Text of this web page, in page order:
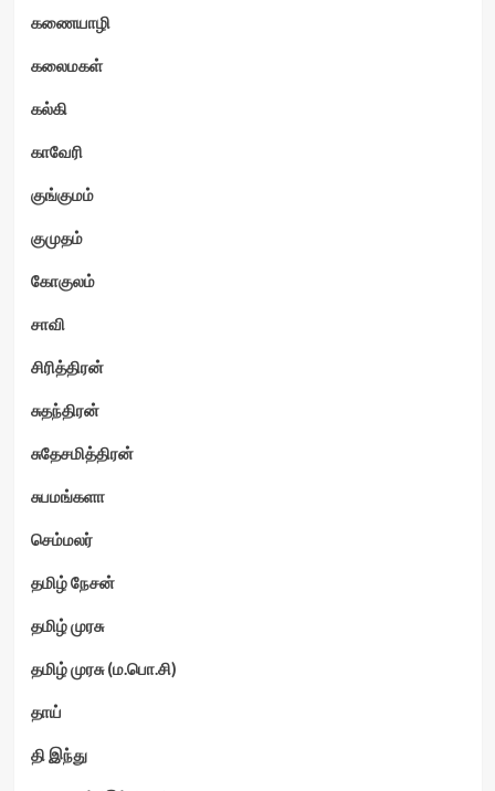
கணையாழி
கலைமகள்
கல்கி
காவேரி
குங்குமம்
குமுதம்
கோகுலம்
சாவி
சிரித்திரன்
சுதந்திரன்
சுதேசமித்திரன்
சுபமங்களா
செம்மலர்
தமிழ் நேசன்
தமிழ் முரசு
தமிழ் முரசு (ம.பொ.சி)
தாய்
தி இந்து